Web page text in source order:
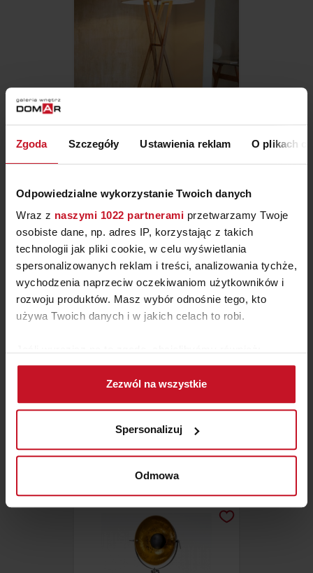
Zgoda Szczegóły Ustawienia reklam O plikach
Odpowiedzialne wykorzystanie Twoich danych
Wraz z naszymi 1022 partnerami przetwarzamy Twoje
osobiste dane, np. adres IP, korzystając z takich
technologii jak pliki cookie, w celu wyświetlania
spersonalizowanych reklam i treści, analizowania tychże,
wychodzenia naprzeciw oczekiwaniom użytkowników i
rozwoju produktów. Masz wybór odnośnie tego, kto
używa Twoich danych i w jakich celach to robi.
Gromadzić dane dotyczące Twojej lokalizacji
geograficznej z dokładnością nawet do kilku metrów
Identyfikować Twoje urządzenie, aktywnie
(fingerprinting, czyli wirtualny odcisk palca)
Dowiedz się więcej odnośnie tego, jak Twoje osobiste
dane są przetwarzane oraz ustaw własne preferencje w
zmienić lub wycofać swoją zgodę w dowolnej chwili.
Wykorzystujemy pliki cookie do spersonalizowania treści
i reklam, aby oferować funkcje społecznościowe i
Zezwól na wszystkie
Spersonalizuj
Odmowa
LAMPA PODŁOGOWA CALA
ZAPYTAJ O CENĘ W SALONIE
LAMPA WISZĄCA FILIPA